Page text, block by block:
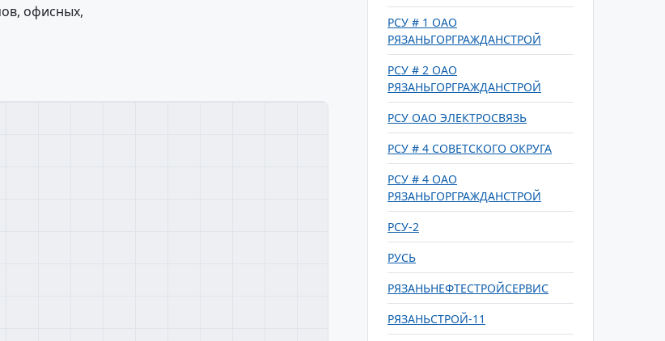
офисных,
РСУ # 1 ОАО
РЯЗАНЬГОРГРАЖДАНСТРОЙ
РСУ # 2 ОАО
РЯЗАНЬГОРГРАЖДАНСТРОЙ
РСУ ОАО ЭЛЕКТРОСВЯЗЬ
РСУ # 4 СОВЕТСКОГО ОКРУГА
РСУ # 4 ОАО
РЯЗАНЬГОРГРАЖДАНСТРОЙ
РСУ-2
РУСЬ
РЯЗАНЬНЕФТЕСТРОЙСЕРВИС
РЯЗАНЬСТРОЙ-11